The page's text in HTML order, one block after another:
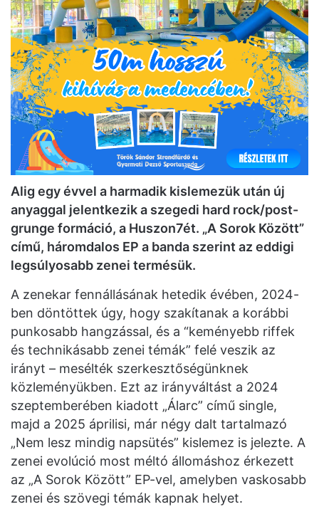
Alig egy évvel a harmadik kislemezük után új
anyaggal jelentkezik a szegedi hard rock/post-
grunge formáció, a Huszon7ét. „A Sorok Között”
című, háromdalos EP a banda szerint az eddigi
legsúlyosabb zenei termésük.
A zenekar fennállásának hetedik évében, 2024-
ben döntöttek úgy, hogy szakítanak a korábbi
punkosabb hangzással, és a “keményebb riffek
és technikásabb zenei témák” felé veszik az
irányt – mesélték szerkesztőségünknek
közleményükben. Ezt az irányváltást a 2024
szeptemberében kiadott „Álarc” című single,
majd a 2025 áprilisi, már négy dalt tartalmazó
„Nem lesz mindig napsütés” kislemez is jelezte. A
zenei evolúció most méltó állomáshoz érkezett
az „A Sorok Között” EP-vel, amelyben vaskosabb
zenei és szövegi témák kapnak helyet.